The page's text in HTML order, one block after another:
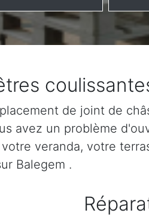
de joint de
avez un problème
veranda, votre
Balegem .